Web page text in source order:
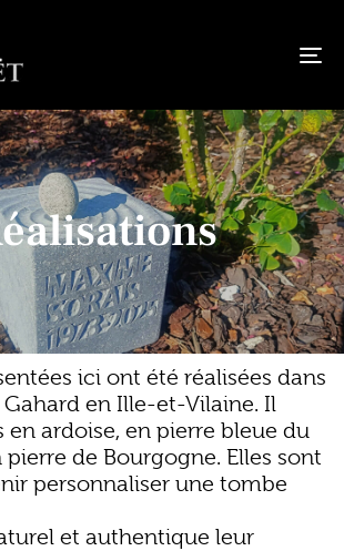
ici ont été réalisées dans
Gahard en Ille-et-Vilaine. Il
en ardoise, en pierre bleue du
de Bourgogne. Elles sont
personnaliser une tombe
et authentique leur